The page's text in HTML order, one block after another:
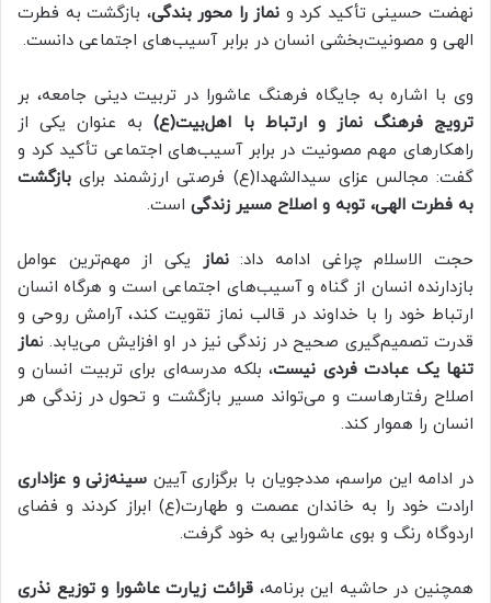
نهضت حسینی تأکید کرد و نماز را محور بندگی، بازگشت به فطرت
الهی و مصونیت‌بخشی انسان در برابر آسیب‌های اجتماعی دانست.
وی با اشاره به جایگاه فرهنگ عاشورا در تربیت دینی جامعه، بر
ترویج فرهنگ نماز و ارتباط با اهل‌بیت(ع)به عنوان یکی از
راهکارهای مهم مصونیت در برابر آسیب‌های اجتماعی تأکید کرد و
گفت: مجالس عزای سیدالشهدا(ع) فرصتی ارزشمند برای بازگشت
به فطرت الهی، توبه و اصلاح مسیر زندگی است.
حجت الاسلام چراغی ادامه داد:نماز یکی از مهم‌ترین عوامل
بازدارنده انسان از گناه و آسیب‌های اجتماعی است و هرگاه انسان
ارتباط خود را با خداوند در قالب نماز تقویت کند، آرامش روحی و
قدرت تصمیم‌گیری صحیح در زندگی نیز در او افزایش می‌یابد. نماز
تنها یک عبادت فردی نیست، بلکه مدرسه‌ای برای تربیت انسان و
اصلاح رفتارهاست و می‌تواند مسیر بازگشت و تحول در زندگی هر
انسان را هموار کند.
در ادامه این مراسم، مددجویان با برگزاری آیین سینه‌زنی و عزاداری
ارادت خود را به خاندان عصمت و طهارت(ع) ابراز کردند و فضای
اردوگاه رنگ و بوی عاشورایی به خود گرفت.
همچنین در حاشیه این برنامه، قرائت زیارت عاشورا و توزیع نذری